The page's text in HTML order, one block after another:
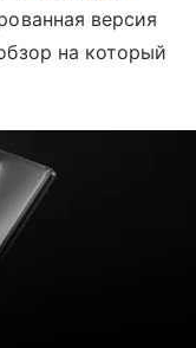
версия
на который